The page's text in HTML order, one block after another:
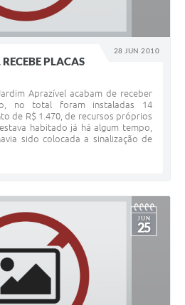
28 JUN 2010
PLACAS
Aprazível acabam de receber
no total foram instaladas 14
de R$ 1.470, de recursos próprios
habitado já há algum tempo,
sido colocada a sinalização de
JUN
25